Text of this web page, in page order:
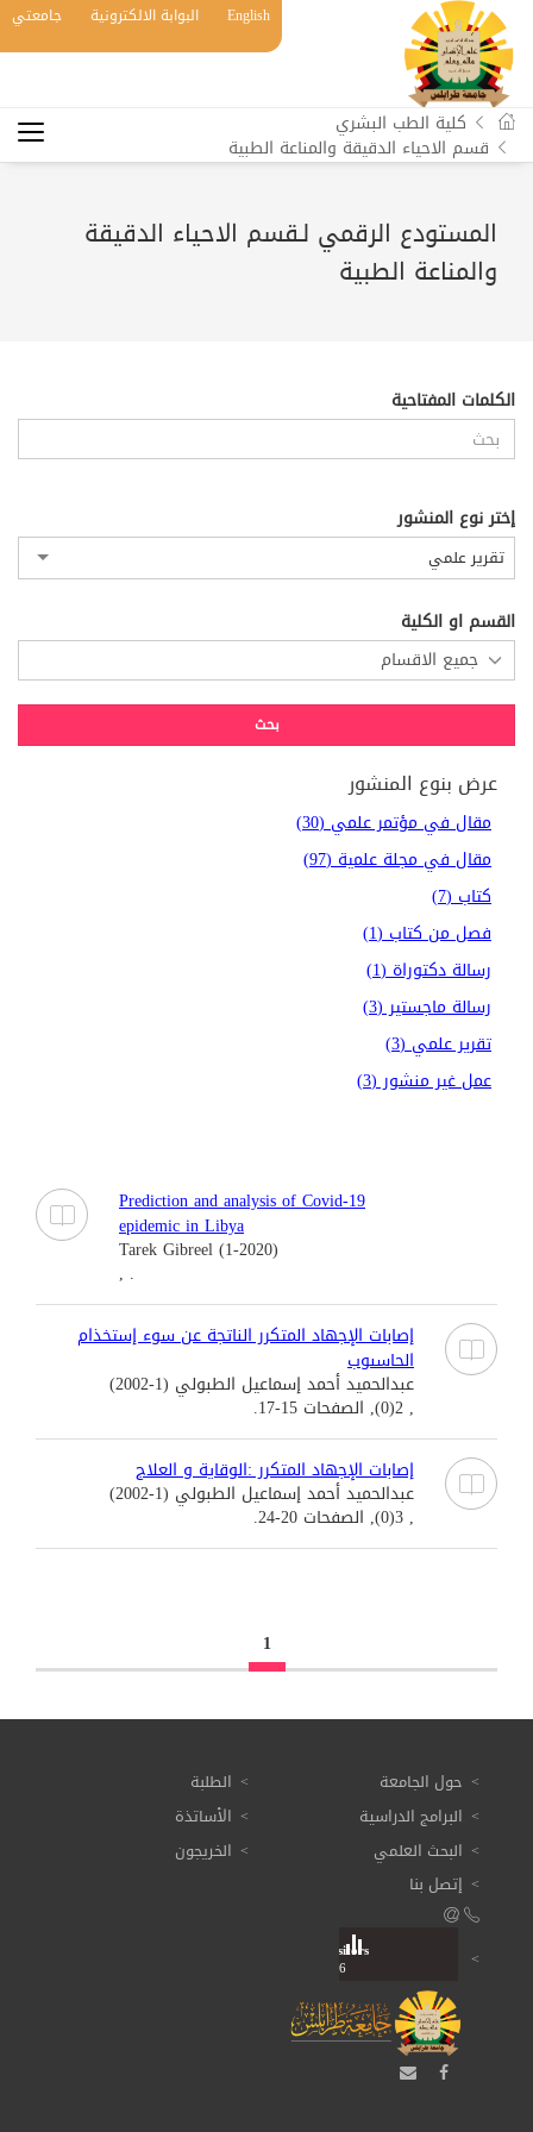
English البوابة الالكترونية جامعتي
كلية الطب البشري
قسم الاحياء الدقيقة والمناعة الطبية
المستودع الرقمي لـقسم الاحياء الدقيقة
والمناعة الطبية
الكلمات المفتاحية
إختر نوع المنشور
تقرير علمي
القسم او الكلية
عرض بنوع المنشور
مقال في مؤتمر علمي (30)
مقال في مجلة علمية (97)
كتاب (7)
فصل من كتاب (1)
رسالة دكتوراة (1)
رسالة ماجستير (3)
تقرير علمي (3)
عمل غير منشور (3)
Prediction and analysis of Covid-19
epidemic in Libya
Tarek Gibreel (1-2020)
, .
إصابات الإجهاد المتكرر الناتجة عن سوء إستخذام
الحاسىوب
عبدالحميد أحمد إسماعيل الطبولي (1-2002)
, 2(0), الصفحات 15-17.
إصابات الإجهاد المتكرر :الوقاية و العلاج
عبدالحميد أحمد إسماعيل الطبولي (1-2002)
, 3(0), الصفحات 20-24.
1
حول الجامعة
البرامج الدراسية
البحث العلمي
الطلبة
الأساتذة
الخريجون
إتصل بنا
Total: 3 616 516
Visitors